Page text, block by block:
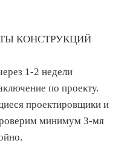
КОНСТРУКЦИЙ
1-2 недели
по проекту.
проектировщики и
минимум 3-мя